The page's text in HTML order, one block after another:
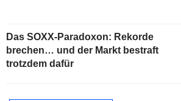
Das SOXX-Paradoxon: Rekorde
brechen… und der Markt bestraft
trotzdem dafür